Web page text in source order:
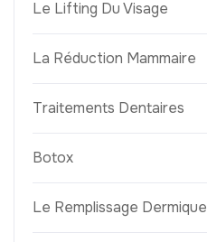
Le Lifting Du Visage
La Réduction Mammaire
Traitements Dentaires
Botox
Le Remplissage Dermique